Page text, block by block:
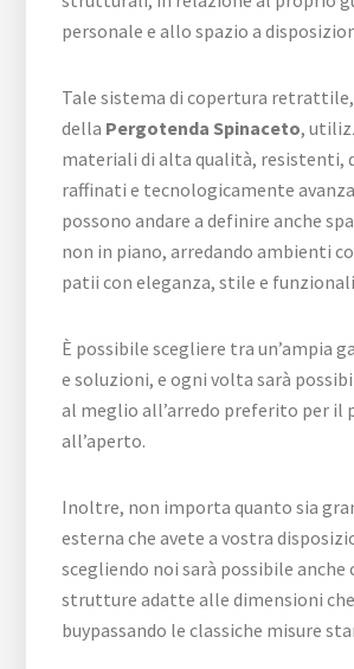
personale e allo spazio a
Tale sistema di copertura
della Pergotenda Spinaceto,
materiali di alta qualità, resistenti,
raffinati e tecnologicamente
possono andare a definire anche
non in piano, arredando ambienti
patii con eleganza, stile e
È possibile scegliere tra un’ampia
e soluzioni, e ogni volta sarà
al meglio all’arredo preferito per il
all’aperto.
Inoltre, non importa quanto sia
esterna che avete a vostra
scegliendo noi sarà possibile anche
strutture adatte alle dimensioni
buypassando le classiche misure